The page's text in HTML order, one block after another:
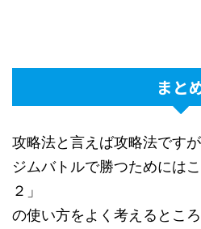
まと
攻略法と言えば攻略法ですが
ジムバトルで勝つためには
２」
の使い方をよく考えるとこ